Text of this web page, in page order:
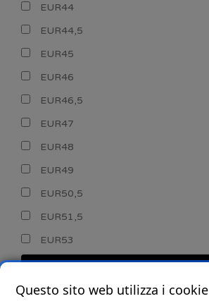
EUR44
EUR44,5
EUR45
EUR46
EUR46,5
EUR47
EUR48
EUR49
EUR50,5
EUR51,5
EUR53
Questo sito web utilizza i cookie